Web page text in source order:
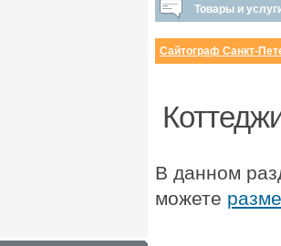
Товары и
Сайтограф Санкт-
В данном
можете